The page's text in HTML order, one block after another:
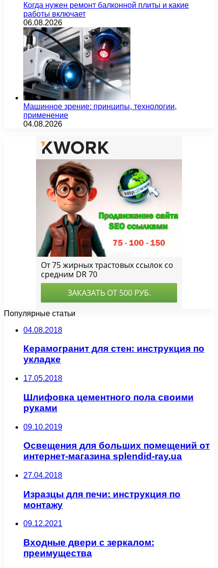
Когда нужен ремонт балконной плиты и какие
работы включает
06.08.2026
Машинное зрение: принципы, технологии,
применение
04.08.2026
Популярные статьи
04.08.2018
Керамогранит для стен: инструкция по
укладке
17.05.2018
Шлифовка цементного пола своими
руками
09.10.2019
Освещения для больших помещений от
интернет-магазина splendid-ray.ua
27.04.2018
Изразцы для печи: инструкция по
монтажу
09.12.2021
Входные двери с зеркалом:
преимущества